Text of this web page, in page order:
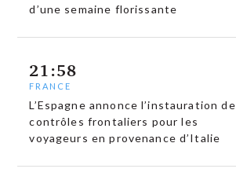
d’une semaine florissante
21:58
FRANCE
L’Espagne annonce l’instauration de
contrôles frontaliers pour les
voyageurs en provenance d’Italie